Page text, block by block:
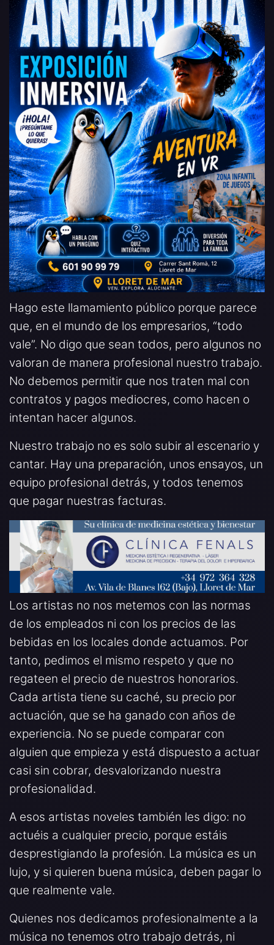
Hago este llamamiento público porque parece
que, en el mundo de los empresarios, “todo
vale”. No digo que sean todos, pero algunos no
valoran de manera profesional nuestro trabajo.
No debemos permitir que nos traten mal con
contratos y pagos mediocres, como hacen o
intentan hacer algunos.
Nuestro trabajo no es solo subir al escenario y
cantar. Hay una preparación, unos ensayos, un
equipo profesional detrás, y todos tenemos
que pagar nuestras facturas.
Los artistas no nos metemos con las normas
de los empleados ni con los precios de las
bebidas en los locales donde actuamos. Por
tanto, pedimos el mismo respeto y que no
regateen el precio de nuestros honorarios.
Cada artista tiene su caché, su precio por
actuación, que se ha ganado con años de
experiencia. No se puede comparar con
alguien que empieza y está dispuesto a actuar
casi sin cobrar, desvalorizando nuestra
profesionalidad.
A esos artistas noveles también les digo: no
actuéis a cualquier precio, porque estáis
desprestigiando la profesión. La música es un
lujo, y si quieren buena música, deben pagar lo
que realmente vale.
Quienes nos dedicamos profesionalmente a la
música no tenemos otro trabajo detrás, ni